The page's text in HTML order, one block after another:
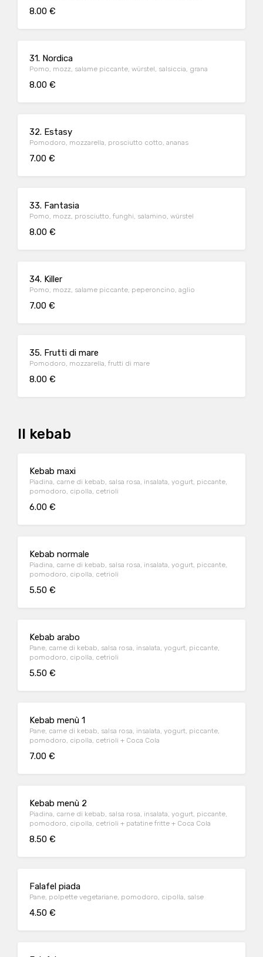
8.00 €
31. Nordica
Pomo, mozz, salame piccante, würstel, salsiccia, grana
8.00 €
32. Estasy
Pomodoro, mozzarella, prosciutto cotto, ananas
7.00 €
33. Fantasia
Pomo, mozz, prosciutto, funghi, salamino, würstel
8.00 €
34. Killer
Pomo, mozz, salame piccante, peperoncino, aglio
7.00 €
35. Frutti di mare
Pomodoro, mozzarella, frutti di mare
8.00 €
Il kebab
Kebab maxi
Piadina, carne di kebab, salsa rosa, insalata, yogurt, piccante,
pomodoro, cipolla, cetrioli
6.00 €
Kebab normale
Piadina, carne di kebab, salsa rosa, insalata, yogurt, piccante,
pomodoro, cipolla, cetrioli
5.50 €
Kebab arabo
Pane, carne di kebab, salsa rosa, insalata, yogurt, piccante,
pomodoro, cipolla, cetrioli
5.50 €
Kebab menù 1
Pane, carne di kebab, salsa rosa, insalata, yogurt, piccante,
pomodoro, cipolla, cetrioli + Coca Cola
7.00 €
Kebab menù 2
Piadina, carne di kebab, salsa rosa, insalata, yogurt, piccante,
pomodoro, cipolla, cetrioli + patatine fritte + Coca Cola
8.50 €
Falafel piada
Pane, polpette vegetariane, pomodoro, cipolla, salse
4.50 €